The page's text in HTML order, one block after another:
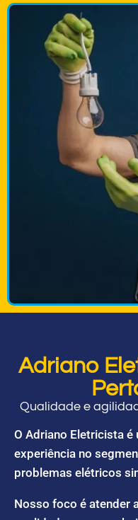
Adriano
Qualidade e
O Adriano Eletricista
experiência no
problemas elétricos
Nosso foco é atender